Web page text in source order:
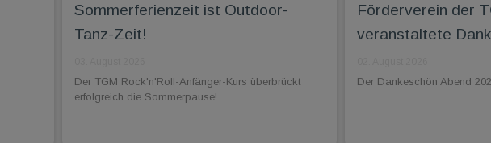
Sommerferienzeit ist Outdoor-
Tanz-Zeit!
Der TGM Rock'n'Roll-Anfänger-Kurs überbrückt
erfolgreich die Sommerpause!
Förderverein der
veranstaltete
Der Dankeschön Abend